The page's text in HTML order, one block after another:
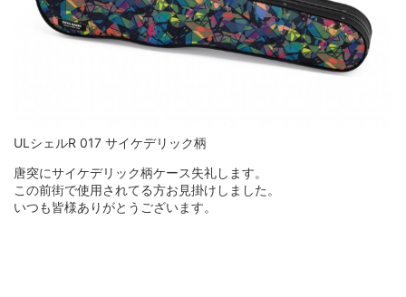
ULシェルR 017 サイケデリック柄
唐突にサイケデリック柄ケース失礼します。
この前街で使用されてる方お見掛けしました。
いつも皆様ありがとうございます。